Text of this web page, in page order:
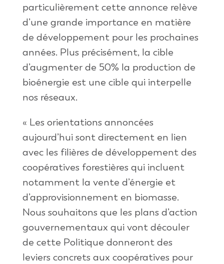
particulièrement cette annonce relève
d’une grande importance en matière
de développement pour les prochaines
années. Plus précisément, la cible
d’augmenter de 50% la production de
bioénergie est une cible qui interpelle
nos réseaux.
« Les orientations annoncées
aujourd’hui sont directement en lien
avec les filières de développement des
coopératives forestières qui incluent
notamment la vente d’énergie et
d’approvisionnement en biomasse.
Nous souhaitons que les plans d’action
gouvernementaux qui vont découler
de cette Politique donneront des
leviers concrets aux coopératives pour